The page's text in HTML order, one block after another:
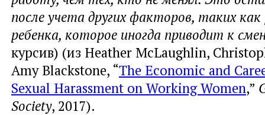
после учета других факторов, таких
ребенка, которое иногда приводит к
курсив) (из Heather McLaughlin,
Amy Blackstone, “The Economic and
Sexual Harassment on Working Women,”
Society, 2017).